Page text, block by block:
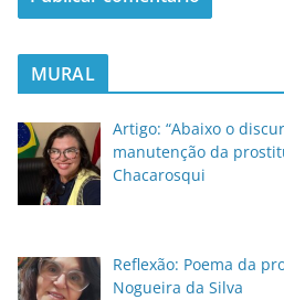
MURAL
Artigo: “Abaixo o
manutenção da
Chacarosqui
Reflexão: Poema da
Nogueira da Silva